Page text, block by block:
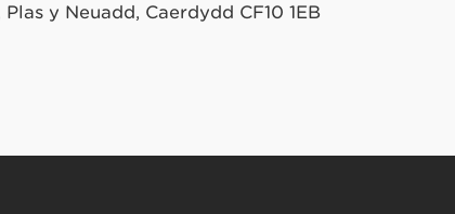
y Neuadd, Caerdydd CF10 1EB